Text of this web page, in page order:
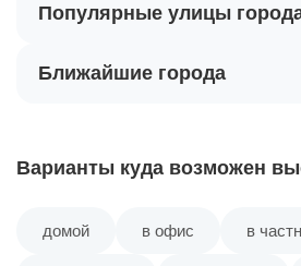
Популярные улицы
Ближайшие города
Варианты куда возможен
домой в офис в